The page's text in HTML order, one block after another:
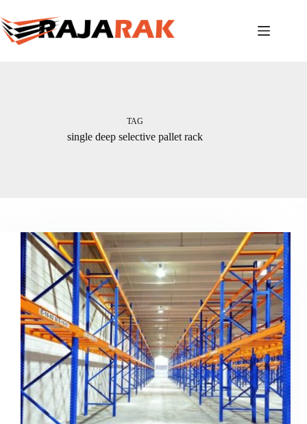
to
content
TAG
single deep selective pallet rack